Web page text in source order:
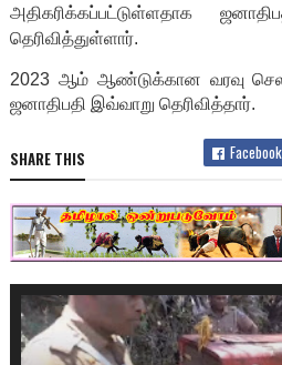
அதிகரிக்கப்பட்டுள்ளதாக
தெரிவித்துள்ளார்.
2023 ஆம் ஆண்டுக்கான வரவு
ஜனாதிபதி இவ்வாறு தெரிவித்தார்.
SHARE THIS Facebook